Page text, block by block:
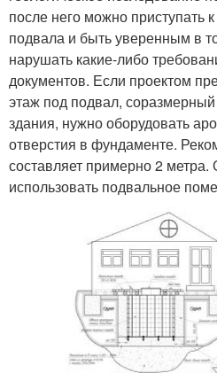
после него можно приступать
подвала и быть уверенным в
нарушать какие-либо
документов. Если проектом
этаж под подвал,
здания, нужно оборудовать
отверстия в фундаменте.
составляет примерно 2
использовать подвальное